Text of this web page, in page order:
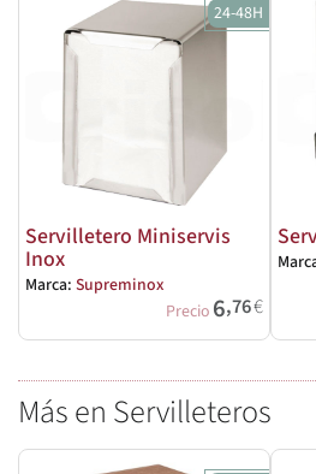
24-48H
Servilletero Miniservis
Inox
Marca: Supreminox
Precio 6,76€
Más en Servilleteros